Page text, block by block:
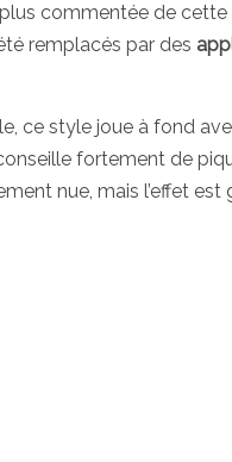
commentée de cette
remplacés par des
ce style joue à fond
fortement de
nue, mais l’effet